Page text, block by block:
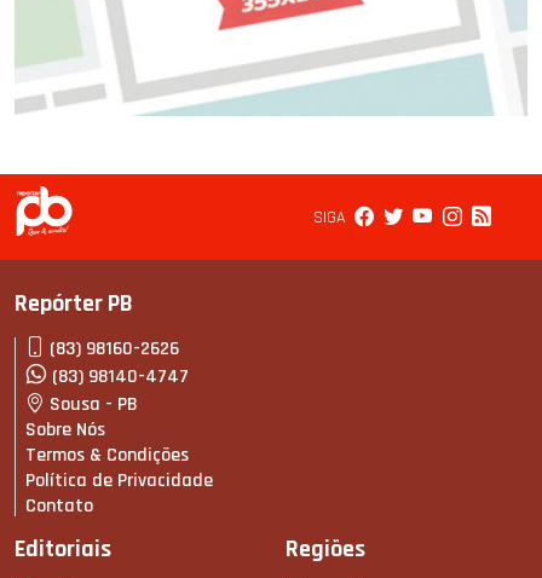
SIGA
Repórter PB
(83) 98160-2626
(83) 98140-4747
Sousa - PB
Sobre Nós
Termos & Condições
Política de Privacidade
Contato
Editoriais Regiões